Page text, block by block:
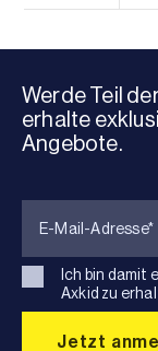
Werde Teil
erhalte
Angebote.
Ich bin damit
Axkid zu